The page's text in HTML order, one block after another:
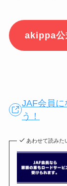
akippa公
JAF会員に
う！
あわせて読みた